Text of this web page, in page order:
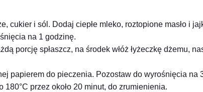
cukier i sól. Dodaj ciepłe mleko, roztopione masło i
na 1 godzinę.
porcję spłaszcz, na środek włóż łyżeczkę dżemu,
papierem do pieczenia. Pozostaw do wyrośnięcia na
przez około 20 minut, do zrumienienia.